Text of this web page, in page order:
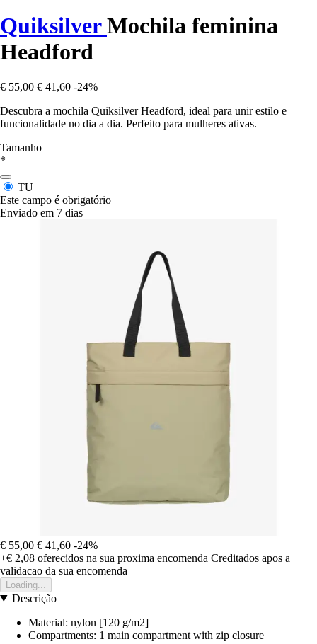
QuiksilverMochila feminina
Headford
€ 55,00 € 41,60 -24%
Descubra a mochila Quiksilver Headford, ideal para unir estilo e
funcionalidade no dia a dia. Perfeito para mulheres ativas.
Tamanho
*
TU
Este campo é obrigatório
Enviado em 7 dias
€ 55,00 € 41,60 -24%
+€ 2,08 oferecidos na sua proxima encomenda Creditados apos a
validacao da sua encomenda
Loading...
Descrição
Material: nylon [120 g/m2]
Compartments: 1 main compartment with zip closure